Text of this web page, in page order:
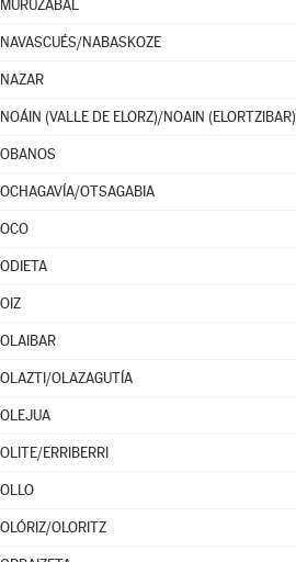
MURUZÁBAL
NAVASCUÉS/NABASKOZE
NAZAR
NOÁIN (VALLE DE ELORZ)/NOAIN (ELORTZIBAR)
OBANOS
OCHAGAVÍA/OTSAGABIA
OCO
ODIETA
OIZ
OLAIBAR
OLAZTI/OLAZAGUTÍA
OLEJUA
OLITE/ERRIBERRI
OLLO
OLÓRIZ/OLORITZ